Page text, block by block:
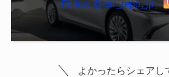
Follow @car_repo_jp
よかったらシェアし